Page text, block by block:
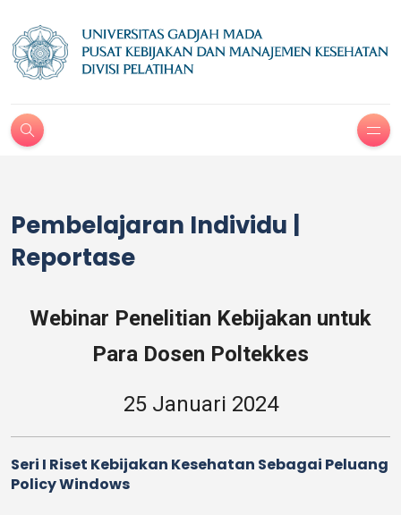
Pembelajaran Individu |
Reportase
Webinar Penelitian Kebijakan untuk
Para Dosen Poltekkes
25 Januari 2024
Seri I Riset Kebijakan Kesehatan Sebagai Peluang
Policy Windows